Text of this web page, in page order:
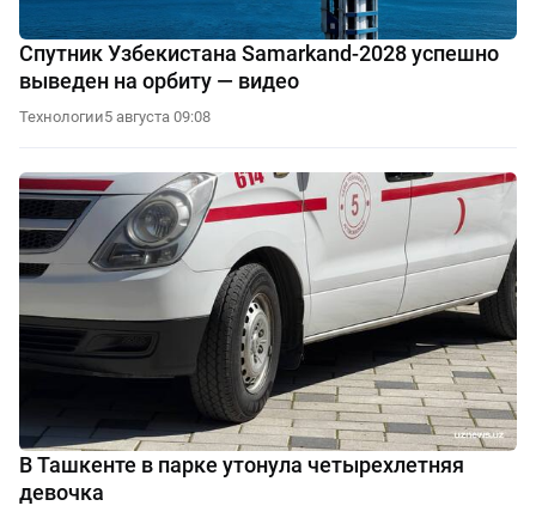
Спутник Узбекистана Samarkand-2028 успешно
выведен на орбиту — видео
Технологии5 августа 09:08
В Ташкенте в парке утонула четырехлетняя
девочка